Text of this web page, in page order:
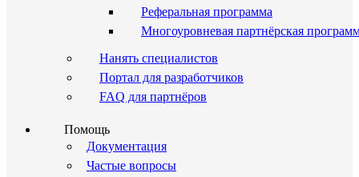
Реферальная программа
Многоуровневая партнёрская
Нанять специалистов
Портал для разработчиков
FAQ для партнёров
Помощь
Документация
Частые вопросы